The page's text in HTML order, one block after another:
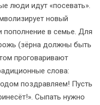
люди идут «посевать».
новый
пополнение в семье. Для
(зёрна должны быть
проговаривают
слова:
поздравляем! Пусть
Сыпать нужно